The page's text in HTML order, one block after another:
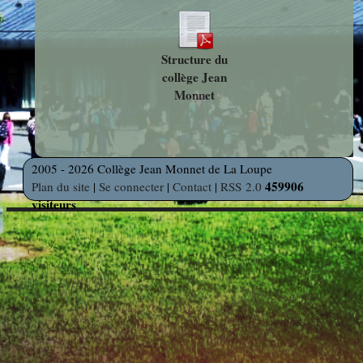
Web
et Linux
Découverte
des
Métiers
Découverte
Professionnelle
Education
Musicale
Voyages
et Sorties
indépendants
Structure du
collège Jean
Monnet
2005 - 2026 Collège Jean Monnet de La Loupe
Plan du site | Se connecter | Contact | RSS 2.0 459906
visiteurs